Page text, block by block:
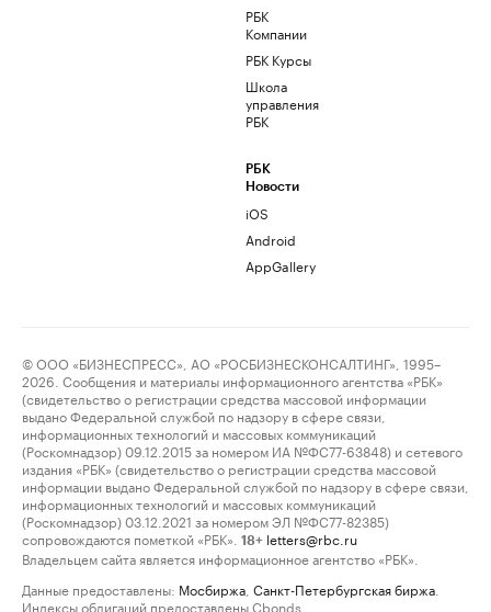
РБК
Компании
РБК Курсы
Школа
управления
РБК
РБК
Новости
iOS
Android
AppGallery
© ООО «БИЗНЕСПРЕСС», АО «РОСБИЗНЕСКОНСАЛТИНГ», 1995–
2026. Сообщения и материалы информационного агентства «РБК»
(свидетельство о регистрации средства массовой информации
выдано Федеральной службой по надзору в сфере связи,
информационных технологий и массовых коммуникаций
(Роскомнадзор) 09.12.2015 за номером ИА №ФС77-63848) и сетевого
издания «РБК» (свидетельство о регистрации средства массовой
информации выдано Федеральной службой по надзору в сфере связи,
информационных технологий и массовых коммуникаций
(Роскомнадзор) 03.12.2021 за номером ЭЛ №ФС77-82385)
сопровождаются пометкой «РБК».
18+ letters@rbc.ru
Владельцем сайта является информационное агентство «РБК».
Данные предоставлены: Мосбиржа Санкт-Петербургская биржа
Индексы облигаций предоставлены Cbonds.